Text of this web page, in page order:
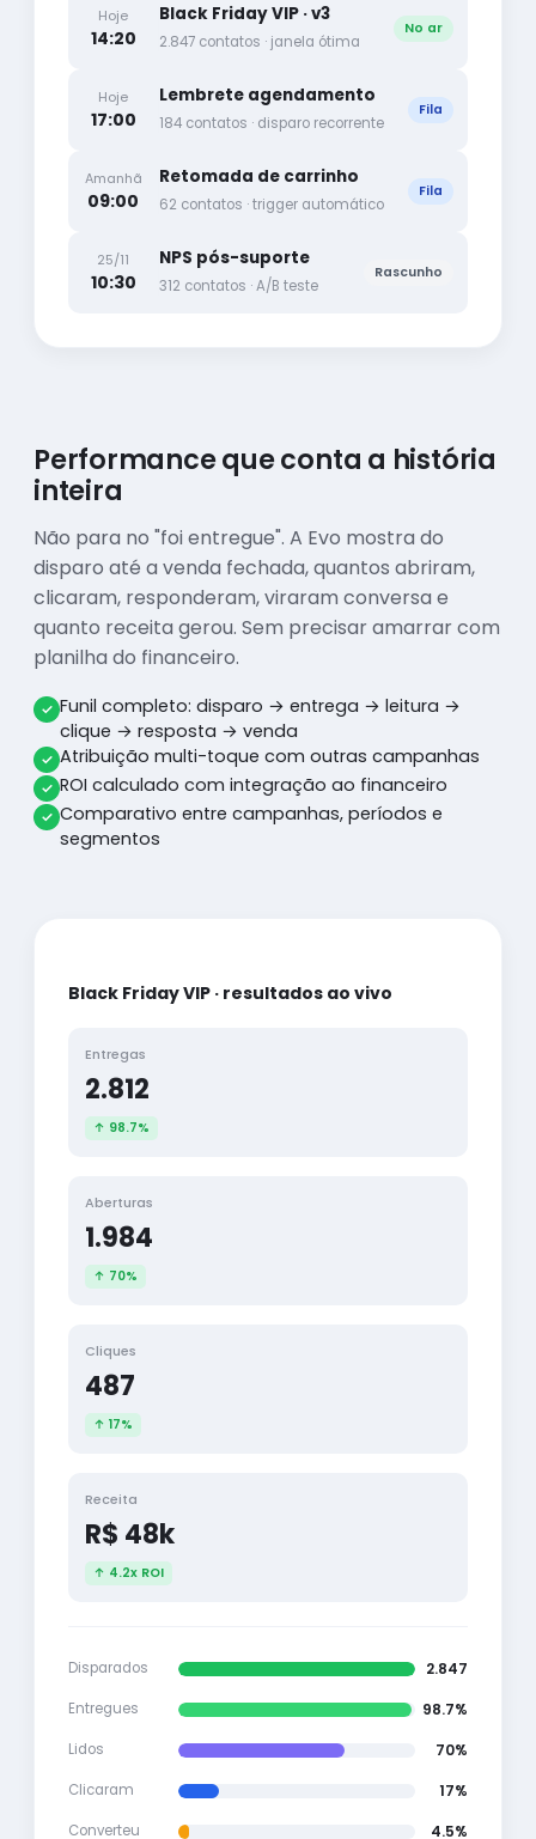
Hoje
14:20
Black Friday VIP · v3
2.847 contatos · janela ótima
No ar
Hoje
17:00
Lembrete agendamento
184 contatos · disparo recorrente
Fila
Amanhã
09:00
Retomada de carrinho
62 contatos · trigger automático
Fila
25/11
10:30
NPS pós-suporte
312 contatos · A/B teste
Rascunho
Performance que conta a história
inteira
Não para no "foi entregue". A Evo mostra do
disparo até a venda fechada, quantos abriram,
clicaram, responderam, viraram conversa e
quanto receita gerou. Sem precisar amarrar com
planilha do financeiro.
Funil completo: disparo → entrega → leitura →
clique → resposta → venda
Atribuição multi-toque com outras campanhas
ROI calculado com integração ao financeiro
Comparativo entre campanhas, períodos e
segmentos
Black Friday VIP · resultados ao vivo
Entregas
2.812
↑ 98.7%
Aberturas
1.984
↑ 70%
Cliques
487
↑ 17%
Receita
R$ 48k
↑ 4.2x ROI
Disparados 2.847
Entregues 98.7%
Lidos 70%
Clicaram 17%
Converteu 4.5%